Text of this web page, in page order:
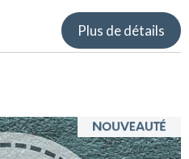
Plus de détails